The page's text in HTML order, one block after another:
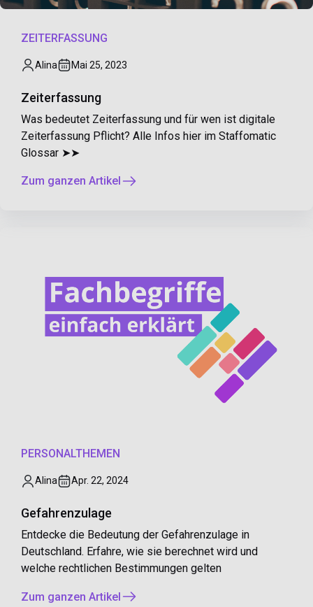
ZEITERFASSUNG
Alina Mai 25, 2023
Zeiterfassung
Was bedeutet Zeiterfassung und für wen ist digitale
Zeiterfassung Pflicht? Alle Infos hier im Staffomatic
Glossar ➤➤
Zum ganzen Artikel
PERSONALTHEMEN
Alina Apr. 22, 2024
Gefahrenzulage
Entdecke die Bedeutung der Gefahrenzulage in
Deutschland. Erfahre, wie sie berechnet wird und
welche rechtlichen Bestimmungen gelten
Zum ganzen Artikel